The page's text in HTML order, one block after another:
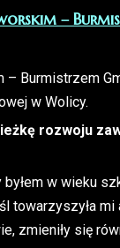
–
Burmistrzem
w Wolicy.
rozwoju
w wieku
towarzyszyła mi
zmieniły się